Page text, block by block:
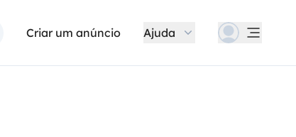
Criar um anúncio Ajuda